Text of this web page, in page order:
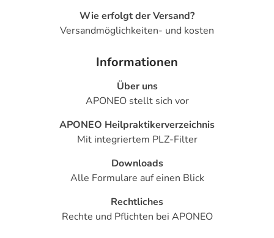
Wie erfolgt der Versand?
Versandmöglichkeiten- und kosten
Informationen
Über uns
APONEO stellt sich vor
APONEO Heilpraktikerverzeichnis
Mit integriertem PLZ-Filter
Downloads
Alle Formulare auf einen Blick
Rechtliches
Rechte und Pflichten bei APONEO